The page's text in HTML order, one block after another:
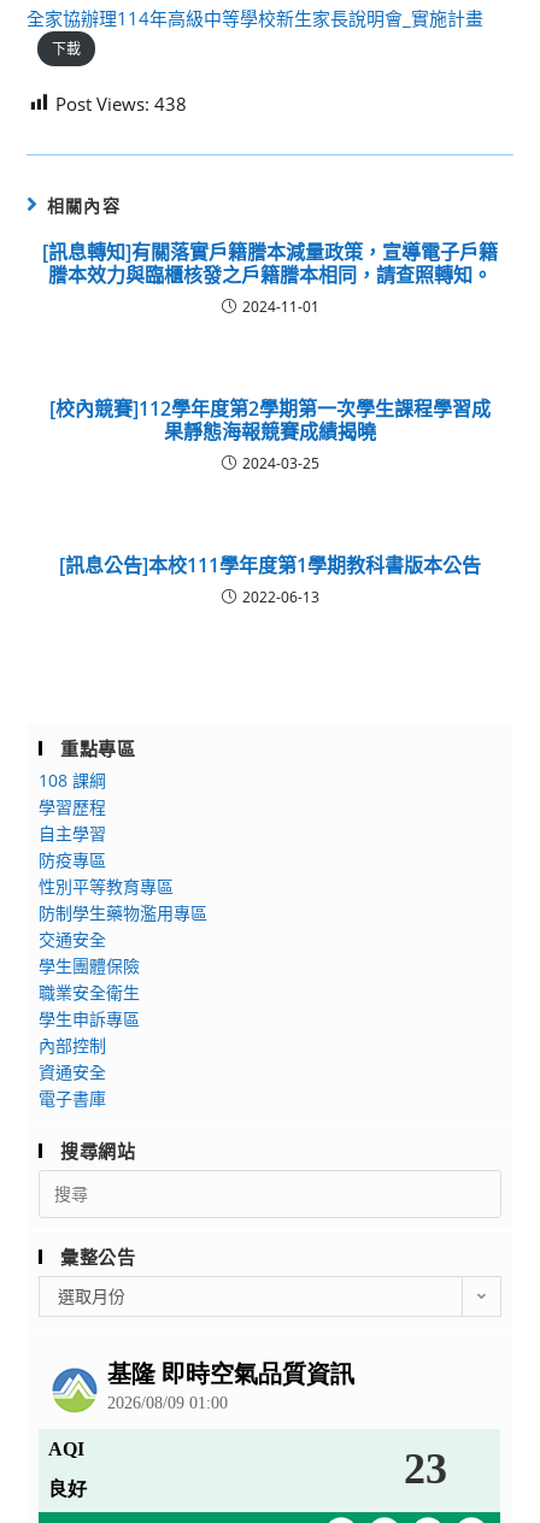
全家協辦理114年高級中等學校新生家長說明會_實施計畫
下載
Post Views: 438
相關內容
[訊息轉知]有關落實戶籍謄本減量政策，宣導電子戶籍
謄本效力與臨櫃核發之戶籍謄本相同，請查照轉知。
2024-11-01
[校內競賽]112學年度第2學期第一次學生課程學習成
果靜態海報競賽成績揭曉
2024-03-25
[訊息公告]本校111學年度第1學期教科書版本公告
2022-06-13
重點專區
108 課綱
學習歷程
自主學習
防疫專區
性別平等教育專區
防制學生藥物濫用專區
交通安全
學生團體保險
職業安全衛生
學生申訴專區
內部控制
資通安全
電子書庫
搜尋網站
Search
for:
彙整公告
整
選取月份